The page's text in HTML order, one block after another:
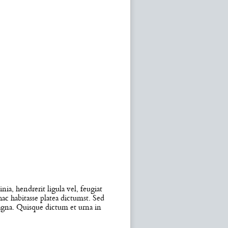
hendrerit ligula vel, feugiat
habitasse platea dictumst. Sed
Quisque dictum et urna in